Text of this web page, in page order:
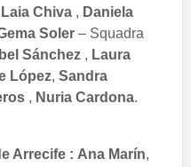
Laia Chiva , Daniela
Soler – Squadra
Sánchez , Laura
López, Sandra
, Nuria Cardona.
Arrecife : Ana Marín,